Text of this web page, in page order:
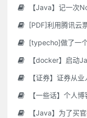
【Java】记一次
[PDF]利用腾讯云
[typecho]做了一
【docker】启动
【证券】证券从
【一些话】个人
【Java】为了买